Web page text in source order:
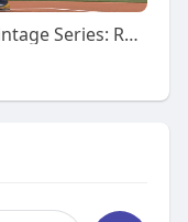
U4GM MLB The Show 26 New Vintage Series: Rewards and Best Cards